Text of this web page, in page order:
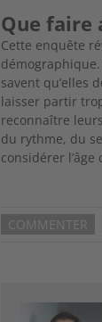
Que faire
Cette enquête
savent qu’elles
laisser partir
reconnaître
du rythme, du
considérer
COMMENTER